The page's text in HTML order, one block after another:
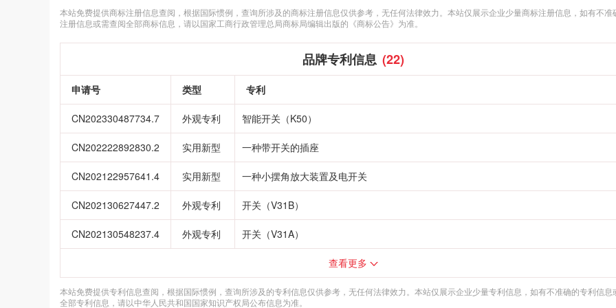
本站免费提供商标注册信息查阅，根据国际惯例，查询所涉及的商标注册信息仅供参考，无任何法律效力。本站仅展示企业少量商标注册信息，如有不准
注册信息或需查阅全部商标信息，请以国家工商行政管理总局商标局编辑出版的《商标公告》为准。
品牌专利信息 (22)
申请号 类型 专利
CN202330487734.7 外观专利 智能开关（K50）
CN202222892830.2 实用新型 一种带开关的插座
CN202122957641.4 实用新型 一种小摆角放大装置及电开关
CN202130627447.2 外观专利 开关（V31B）
CN202130548237.4 外观专利 开关（V31A）
查看更多
本站免费提供专利信息查阅，根据国际惯例，查询所涉及的专利信息仅供参考，无任何法律效力。本站仅展示企业少量专利信息，如有不准确的专利信息
全部专利信息，请以中华人民共和国国家知识产权局公布信息为准。